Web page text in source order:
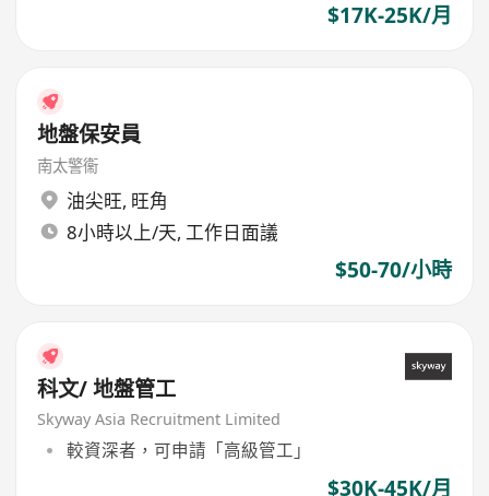
$17K-25K/月
地盤保安員
南太警衞
油尖旺, 旺角
8小時以上/天, 工作日面議
$50-70/小時
科文/ 地盤管工
Skyway Asia Recruitment Limited
較資深者，可申請「高級管工」
$30K-45K/月